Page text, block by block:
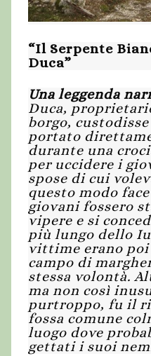
“Il Serpente
Duca”
Una leggenda
Duca,
borgo,
portato
durante una
per uccidere i
spose di cui
questo modo
giovani fossero
vipere e si
più lungo dello
vittime erano
campo di
stessa volontà.
ma non così
purtroppo, fu il
fossa comune
luogo dove
gettati i suoi